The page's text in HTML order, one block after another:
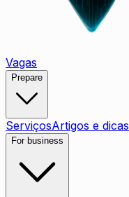
Vagas
Prepare
ServiçosArtigos e dicas
For business